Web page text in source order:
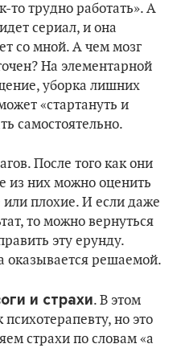
то трудно работать». А
сериал, и она
со мной. А чем мозг
На элементарной
уборка лишних
«стартануть и
самостоятельно.
После того как они
из них можно оценить
плохие. И если даже
то можно вернуться
эту ерунду.
оказывается решаемой.
и страхи. В этом
но это
страхи по словам «а